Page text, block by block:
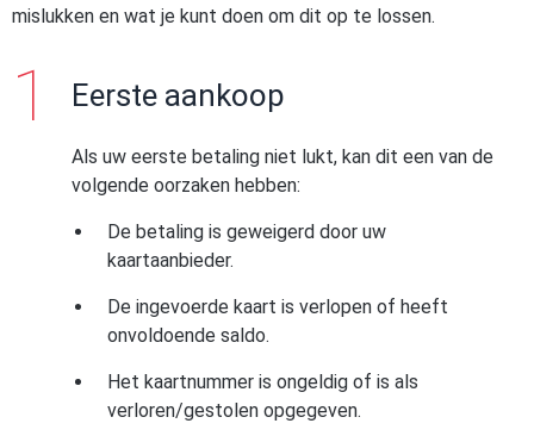
mislukken en wat je kunt doen om dit op te lossen.
Eerste aankoop
Als uw eerste betaling niet lukt, kan dit een van de
volgende oorzaken hebben:
De betaling is geweigerd door uw
kaartaanbieder.
De ingevoerde kaart is verlopen of heeft
onvoldoende saldo.
Het kaartnummer is ongeldig of is als
verloren/gestolen opgegeven.